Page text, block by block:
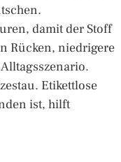
damit der Stoff
Rücken, niedrigere
Etikettlose
ist, hilft